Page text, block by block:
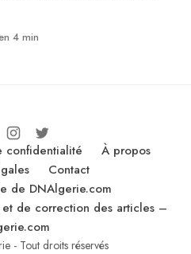
4 min
confidentialité
À propos
Contact
de DNAlgerie.com
de correction des articles –
- Tout droits réservés